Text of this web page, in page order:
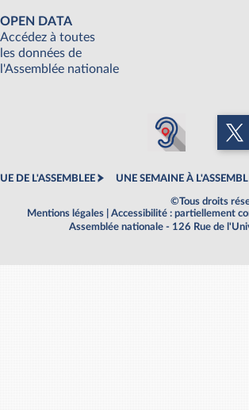
OPEN DATA
Accédez à toutes
les données de
l'Assemblée nationale
DE L'ASSEMBLEE UNE SEMAINE À
©Tous droits
Mentions légales
Accessibilité : partiellement
Assemblée nationale - 126 Rue de